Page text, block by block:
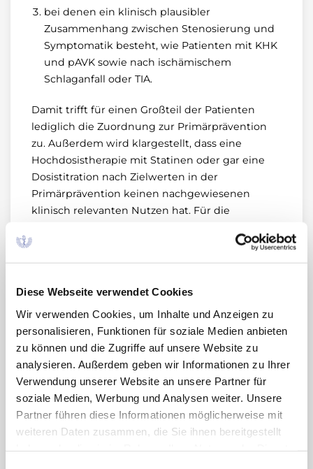
Diese Webseite verwendet Cookies
Wir verwenden Cookies, um Inhalte und Anzeigen zu
personalisieren, Funktionen für soziale Medien anbieten
zu können und die Zugriffe auf unsere Website zu
analysieren. Außerdem geben wir Informationen zu Ihrer
Verwendung unserer Website an unsere Partner für
soziale Medien, Werbung und Analysen weiter. Unsere
Partner führen diese Informationen möglicherweise mit
weiteren Daten zusammen, die Sie ihnen bereitgestellt
bei denen ein klinisch plausibler
Zusammenhang zwischen Stenosierung und
Symptomatik besteht, wie Patienten mit KHK
und pAVK sowie nach ischämischem
Schlaganfall oder TIA.
Damit trifft für einen Großteil der Patienten
lediglich die Zuordnung zur Primärprävention
zu. Außerdem wird klargestellt, dass eine
Hochdosistherapie mit Statinen oder gar eine
Dosistitration nach Zielwerten in der
Primärprävention keinen nachgewiesenen
klinisch relevanten Nutzen hat. Für die
Patienten über fünf Jahre behandelt werden
müssen, um durch eine Hochdosis-
Standarddosierung einen Myokardinfarkt zu
verhindern.
In einem weiteren Beitrag stellt Michael Freitag
die Empfehlungen zum Einsatz der Statine in
der Primärprävention kardiovaskulärer
Erkrankungen vor, die von der US Preventive
Services Task Force 2022 aktualisiert wurden (4)
und eine kontroverse Diskussion ausgelöst